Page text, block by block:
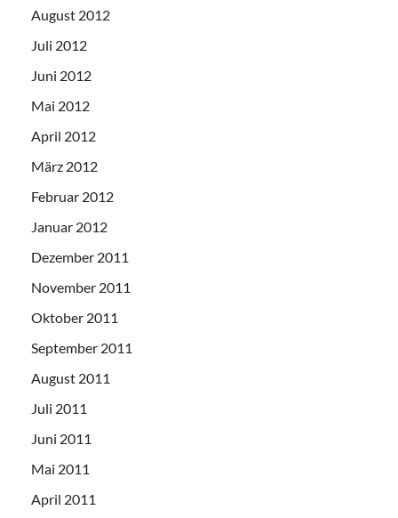
August 2012
Juli 2012
Juni 2012
Mai 2012
April 2012
März 2012
Februar 2012
Januar 2012
Dezember 2011
November 2011
Oktober 2011
September 2011
August 2011
Juli 2011
Juni 2011
Mai 2011
April 2011